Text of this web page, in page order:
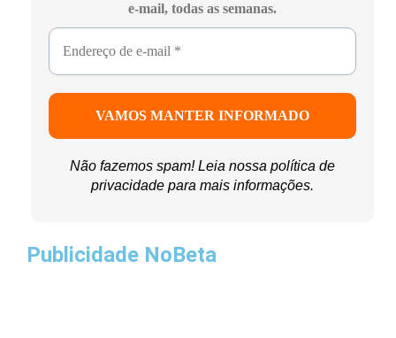
e-mail, todas as semanas.
Não fazemos spam! Leia nossa política de
privacidade para mais informações.
Publicidade NoBeta